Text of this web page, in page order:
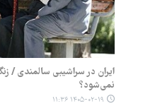
ایران در سراشیبی سالمندی /
نمی‌شود؟
۱۴۰۵-۰۲-۱۹ ۱۱:۳۶